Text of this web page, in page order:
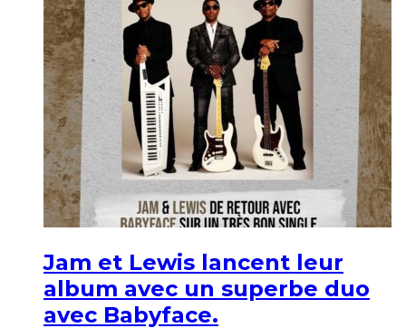
Jam et Lewis lancent leur
album avec un superbe duo
avec Babyface.